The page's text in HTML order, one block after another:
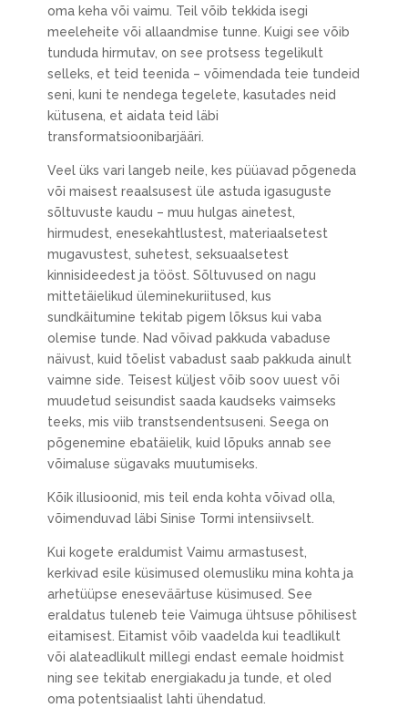
oma keha või vaimu. Teil võib tekkida isegi
meeleheite või allaandmise tunne. Kuigi see võib
tunduda hirmutav, on see protsess tegelikult
selleks, et teid teenida – võimendada teie tundeid
seni, kuni te nendega tegelete, kasutades neid
kütusena, et aidata teid läbi
transformatsioonibarjääri.
Veel üks vari langeb neile, kes püüavad põgeneda
või maisest reaalsusest üle astuda igasuguste
sõltuvuste kaudu – muu hulgas ainetest,
hirmudest, enesekahtlustest, materiaalsetest
mugavustest, suhetest, seksuaalsetest
kinnisideedest ja tööst. Sõltuvused on nagu
mittetäielikud üleminekuriitused, kus
sundkäitumine tekitab pigem lõksus kui vaba
olemise tunde. Nad võivad pakkuda vabaduse
näivust, kuid tõelist vabadust saab pakkuda ainult
vaimne side. Teisest küljest võib soov uuest või
muudetud seisundist saada kaudseks vaimseks
teeks, mis viib transtsendentsuseni. Seega on
põgenemine ebatäielik, kuid lõpuks annab see
võimaluse sügavaks muutumiseks.
Kõik illusioonid, mis teil enda kohta võivad olla,
võimenduvad läbi Sinise Tormi intensiivselt.
Kui kogete eraldumist Vaimu armastusest,
kerkivad esile küsimused olemusliku mina kohta ja
arhetüüpse eneseväärtuse küsimused. See
eraldatus tuleneb teie Vaimuga ühtsuse põhilisest
eitamisest. Eitamist võib vaadelda kui teadlikult
või alateadlikult millegi endast eemale hoidmist
ning see tekitab energiakadu ja tunde, et oled
oma potentsiaalist lahti ühendatud.